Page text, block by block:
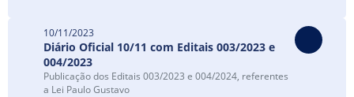
10/11/2023
Diário Oficial 10/11 com Editais 003/2023 e
004/2023
Publicação dos Editais 003/2023 e 004/2024, referentes
a Lei Paulo Gustavo